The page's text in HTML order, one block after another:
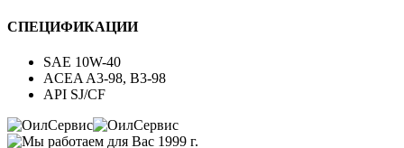
СПЕЦИФИКАЦИИ
SAE 10W-40
ACEA A3-98, B3-98
API SJ/CF